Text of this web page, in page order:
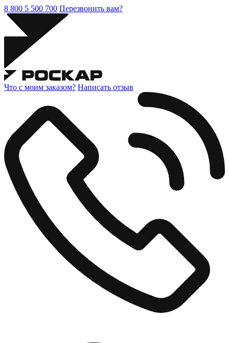
8 800 5 500 700 Перезвонить вам?
Что с моим заказом? Написать отзыв